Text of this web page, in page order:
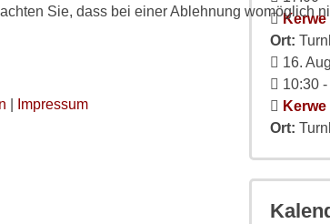
Kerwe
Ort:
16.
10:30 -
Kerwe
Ort:
Sie, dass bei einer Ablehnung womöglich
Impressum